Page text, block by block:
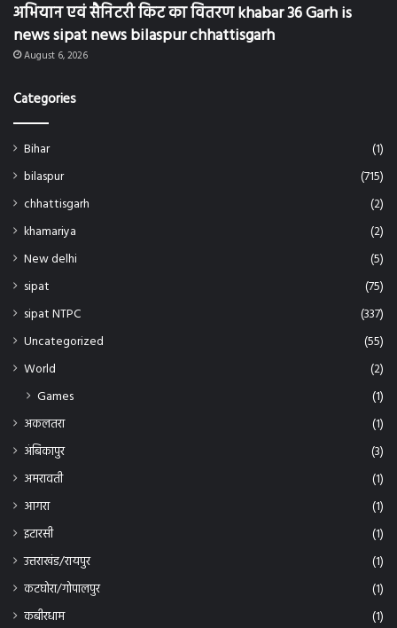
अभियान एवं सैनिटरी किट का वितरण khabar 36 Garh is
news sipat news bilaspur chhattisgarh
August 6, 2026
Categories
Bihar
(1)
bilaspur
(715)
chhattisgarh
(2)
khamariya
(2)
New delhi
(5)
sipat
(75)
sipat NTPC
(337)
Uncategorized
(55)
World
(2)
Games (1)
अकलतरा
(1)
अंबिकापुर
(3)
अमरावती
(1)
आगरा
(1)
इटारसी
(1)
उत्तराखंड/रायपुर
(1)
कटघोरा/गोपालपुर
(1)
कबीरधाम
(1)